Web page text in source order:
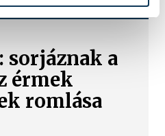
sorjáznak a
érmek
romlása